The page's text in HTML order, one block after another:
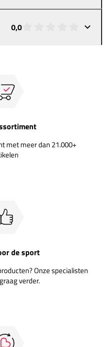
0,0
met meer dan 21.000+
de sport
Onze specialisten
verder.